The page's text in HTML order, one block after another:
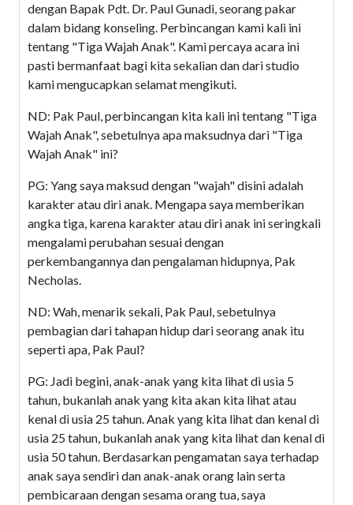
dengan Bapak Pdt. Dr. Paul Gunadi, seorang pakar
dalam bidang konseling. Perbincangan kami kali ini
tentang "Tiga Wajah Anak". Kami percaya acara ini
pasti bermanfaat bagi kita sekalian dan dari studio
kami mengucapkan selamat mengikuti.
ND: Pak Paul, perbincangan kita kali ini tentang "Tiga
Wajah Anak", sebetulnya apa maksudnya dari "Tiga
Wajah Anak" ini?
PG: Yang saya maksud dengan "wajah" disini adalah
karakter atau diri anak. Mengapa saya memberikan
angka tiga, karena karakter atau diri anak ini seringkali
mengalami perubahan sesuai dengan
perkembangannya dan pengalaman hidupnya, Pak
Necholas.
ND: Wah, menarik sekali, Pak Paul, sebetulnya
pembagian dari tahapan hidup dari seorang anak itu
seperti apa, Pak Paul?
PG: Jadi begini, anak-anak yang kita lihat di usia 5
tahun, bukanlah anak yang kita akan kita lihat atau
kenal di usia 25 tahun. Anak yang kita lihat dan kenal di
usia 25 tahun, bukanlah anak yang kita lihat dan kenal di
usia 50 tahun. Berdasarkan pengamatan saya terhadap
anak saya sendiri dan anak-anak orang lain serta
pembicaraan dengan sesama orang tua, saya